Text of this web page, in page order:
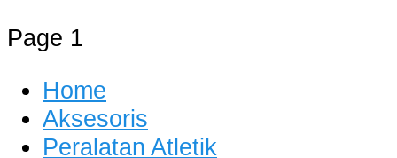
Page 1
Home
Aksesoris
Peralatan Atletik